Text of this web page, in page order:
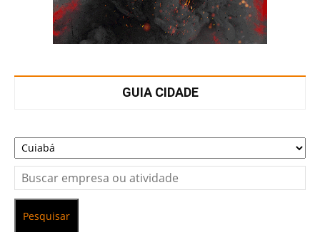
GUIA CIDADE
Pesquisar